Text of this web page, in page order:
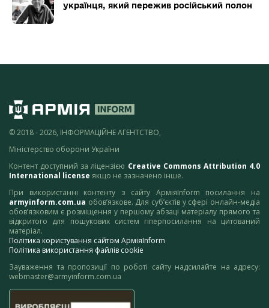
українця, який пережив російський полон
© 2018 - 2026, ІНФОРМАЦІЙНЕ АГЕНТСТВО,
Міністерство оборони України
Контент доступний за ліцензією Creative Commons Attribution 4.0
International license якщо не зазначено інше.
При використанні контенту з сайту АрміяInform посилання на
armyinform.com.ua обов’язкове. Для суб’єктів у сфері онлайн-медіа
обов’язковим є розміщення у першому абзаці матеріалу прямого та
відкритого для пошукових систем гіперпосилання на цитований
матеріал.
Політика користування сайтом АрміяInform
Політика використання файлів cookie
Зауваження та пропозиції по роботі сайту надсилайте на адресу:
webmaster@armyinform.com.ua